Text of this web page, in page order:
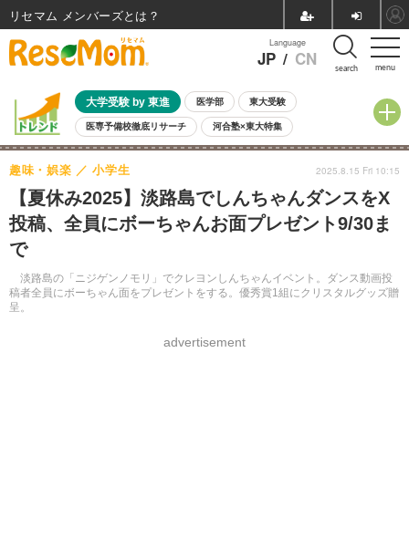
menu
Language
JP / CN search
大学受験 by 東進 医学部 東大受験
医専予備校徹底リサーチ 河合塾×東大特集
親子で考える大学選び 高校受験 中学受験 小学校受験
共通テスト 夏休み
8月開催イベント・WS 全国公立高校 過去問 人気記事
自由研究教材（小学生向け） 自由研究教材（中学生向け） ランキング
【夏休み2025】淡路島でしんちゃんダンスをX
投稿、全員にボーちゃんお面プレゼント9/30ま
で
淡路島の「ニジゲンノモリ」でクレヨンしんちゃんイベント。ダンス動画投
稿者全員にボーちゃん面をプレゼントをする。優秀賞1組にクリスタルグッズ贈
呈。
趣味・娯楽 小学生
advertisement
2025.8.15 Fri 10:15
リセマム メンバーズ